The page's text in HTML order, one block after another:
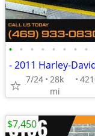
• • • • • • • •
7/24 28k
mi
$7,450